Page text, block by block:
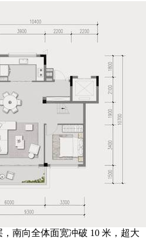
南向全体面宽冲破 10 米，超大